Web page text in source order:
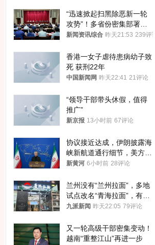
“迅速掀起扫黑除恶新一轮
攻势”！多省份密集部署，
公布举报方式
新闻资讯综合 昨天21:53 239评论
香港一女子虐待患病幼子致
死 获刑22年
中国新闻网 昨天22:41 21评论
“领导干部带头休假，值得
推广”
新京报 13小时前 67评论
协议接近达成，伊朗披露海
峡新航道通行细节，美方再
提“倒计时”
新黄河 6小时前 28评论
兰州没有“兰州拉面”，多地
试点改名“青海拉面”，有商
家改名已两年
九派新闻 昨天22:05 79评论
又一轮高级干部密集变动！
越南“重整江山”再进一步